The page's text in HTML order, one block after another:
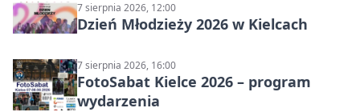
7 sierpnia 2026, 12:00
Dzień Młodzieży 2026 w Kielcach
7 sierpnia 2026, 16:00
FotoSabat Kielce 2026 – program
wydarzenia